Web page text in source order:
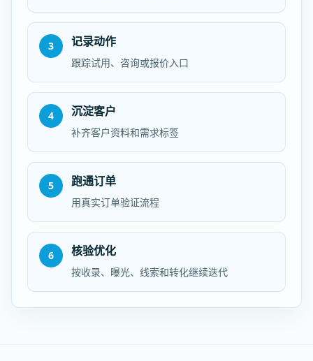
3 记录动作
跟踪试用、咨询或报价入口
4 沉淀客户
补齐客户资料和需求标签
5 跑通订单
用真实订单验证流程
6 核验优化
按收录、曝光、线索和转化继续迭代